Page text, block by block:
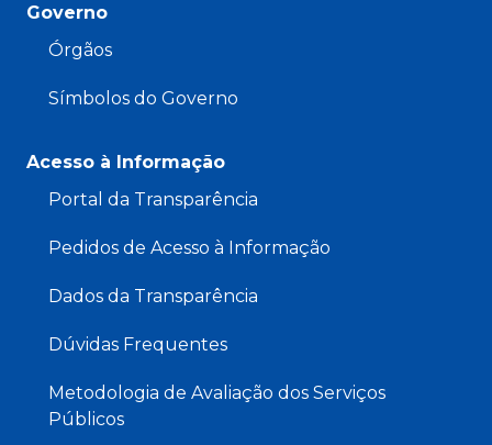
Governo
Órgãos
Símbolos do Governo
Acesso à Informação
Portal da Transparência
Pedidos de Acesso à Informação
Dados da Transparência
Dúvidas Frequentes
Metodologia de Avaliação dos Serviços
Públicos